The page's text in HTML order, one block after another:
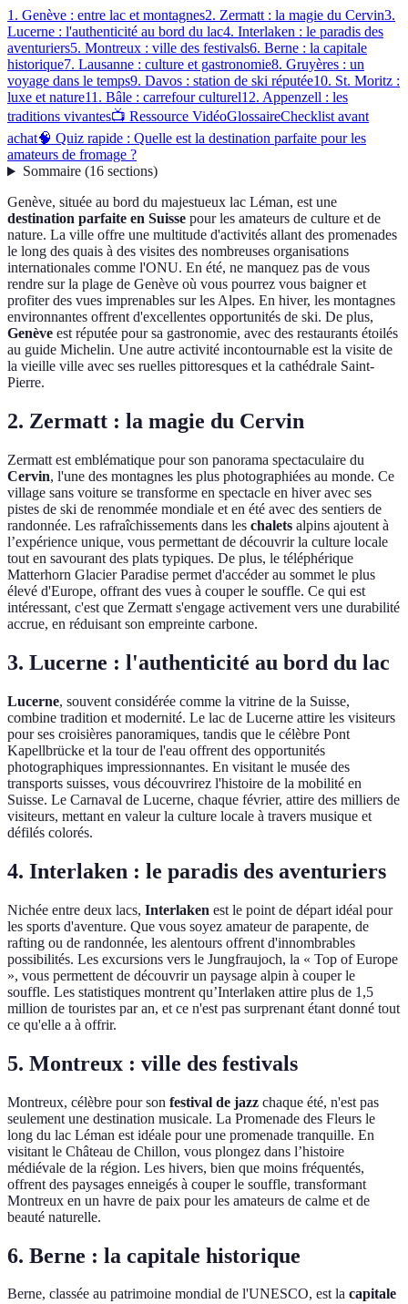
1. Genève : entre lac et montagnes2. Zermatt : la magie du Cervin3.
Lucerne : l'authenticité au bord du lac4. Interlaken : le paradis des
aventuriers5. Montreux : ville des festivals6. Berne : la capitale
historique7. Lausanne : culture et gastronomie8. Gruyères : un
voyage dans le temps9. Davos : station de ski réputée10. St. Moritz :
luxe et nature11. Bâle : carrefour culturel12. Appenzell : les
traditions vivantes📺 Ressource VidéoGlossaireChecklist avant
achat🧠 Quiz rapide : Quelle est la destination parfaite pour les
amateurs de fromage ?
Sommaire(16 sections)
Genève, située au bord du majestueux lac Léman, est une
destination parfaite en Suisse pour les amateurs de culture et de
nature. La ville offre une multitude d'activités allant des promenades
le long des quais à des visites des nombreuses organisations
internationales comme l'ONU. En été, ne manquez pas de vous
rendre sur la plage de Genève où vous pourrez vous baigner et
profiter des vues imprenables sur les Alpes. En hiver, les montagnes
environnantes offrent d'excellentes opportunités de ski. De plus,
Genève est réputée pour sa gastronomie, avec des restaurants étoilés
au guide Michelin. Une autre activité incontournable est la visite de
la vieille ville avec ses ruelles pittoresques et la cathédrale Saint-
Pierre.
2. Zermatt : la magie du Cervin
Zermatt est emblématique pour son panorama spectaculaire du
Cervin, l'une des montagnes les plus photographiées au monde. Ce
village sans voiture se transforme en spectacle en hiver avec ses
pistes de ski de renommée mondiale et en été avec des sentiers de
randonnée. Les rafraîchissements dans les chalets alpins ajoutent à
l’expérience unique, vous permettant de découvrir la culture locale
tout en savourant des plats typiques. De plus, le téléphérique
Matterhorn Glacier Paradise permet d'accéder au sommet le plus
élevé d'Europe, offrant des vues à couper le souffle. Ce qui est
intéressant, c'est que Zermatt s'engage activement vers une durabilité
accrue, en réduisant son empreinte carbone.
3. Lucerne : l'authenticité au bord du lac
Lucerne, souvent considérée comme la vitrine de la Suisse,
combine tradition et modernité. Le lac de Lucerne attire les visiteurs
pour ses croisières panoramiques, tandis que le célèbre Pont
Kapellbrücke et la tour de l'eau offrent des opportunités
photographiques impressionnantes. En visitant le musée des
transports suisses, vous découvrirez l'histoire de la mobilité en
Suisse. Le Carnaval de Lucerne, chaque février, attire des milliers de
visiteurs, mettant en valeur la culture locale à travers musique et
défilés colorés.
4. Interlaken : le paradis des aventuriers
Nichée entre deux lacs, Interlaken est le point de départ idéal pour
les sports d'aventure. Que vous soyez amateur de parapente, de
rafting ou de randonnée, les alentours offrent d'innombrables
possibilités. Les excursions vers le Jungfraujoch, la « Top of Europe
», vous permettent de découvrir un paysage alpin à couper le
souffle. Les statistiques montrent qu’Interlaken attire plus de 1,5
million de touristes par an, et ce n'est pas surprenant étant donné tout
ce qu'elle a à offrir.
5. Montreux : ville des festivals
Montreux, célèbre pour son festival de jazz chaque été, n'est pas
seulement une destination musicale. La Promenade des Fleurs le
long du lac Léman est idéale pour une promenade tranquille. En
visitant le Château de Chillon, vous plongez dans l’histoire
médiévale de la région. Les hivers, bien que moins fréquentés,
offrent des paysages enneigés à couper le souffle, transformant
Montreux en un havre de paix pour les amateurs de calme et de
beauté naturelle.
6. Berne : la capitale historique
Berne, classée au patrimoine mondial de l'UNESCO, est la capitale